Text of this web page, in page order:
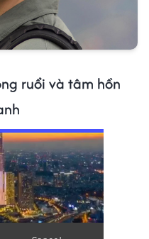
ruổi và tâm hồn